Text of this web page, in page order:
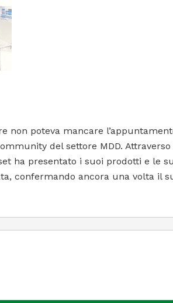
non poteva mancare
del settore MDD.
ha presentato i suoi prodotti e le
confermando ancora una volta il